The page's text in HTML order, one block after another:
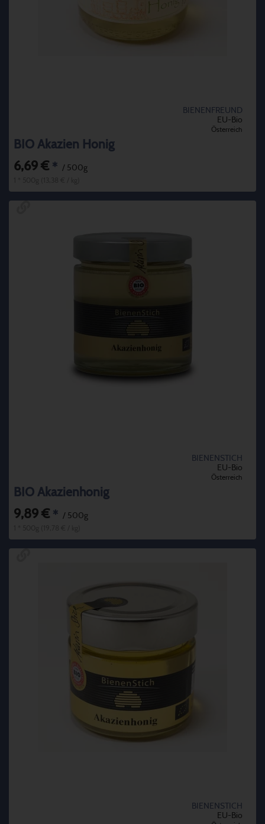
BIENENFREUND
EU-Bio
Österreich
BIO Akazien Honig
6,69 € * / 500g
BIENENSTICH
EU-Bio
Österreich
BIO Akazienhonig
9,89 € * / 500g
BIENENSTICH
EU-Bio